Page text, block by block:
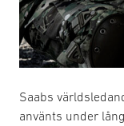
Saabs
använts under